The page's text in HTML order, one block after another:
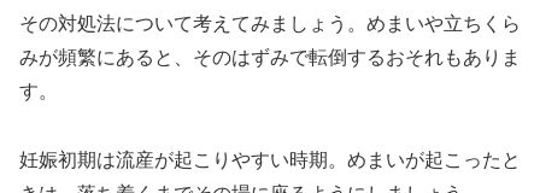
その対処法について考えてみましょう。めまいや立ちくら
みが頻繁にあると、そのはずみで転倒するおそれもありま
す。
妊娠初期は流産が起こりやすい時期。めまいが起こったと